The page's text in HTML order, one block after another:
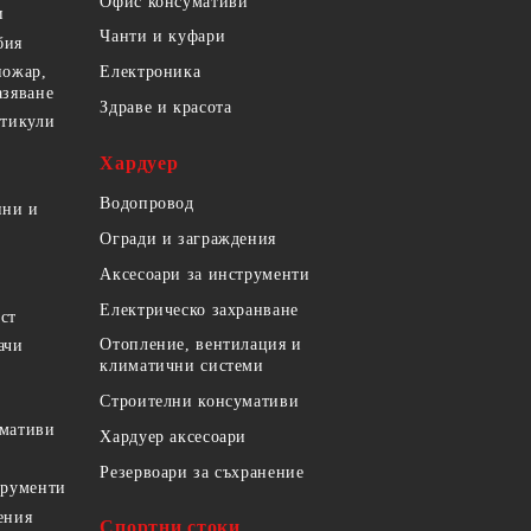
и
Чанти и куфари
Електроника
Здраве и красота
Хардуер
Водопровод
Огради и заграждения
Аксесоари за инструменти
Електрическо захранване
Отопление, вентилация и
климатични системи
Строителни консумативи
Хардуер аксесоари
Резервоари за съхранение